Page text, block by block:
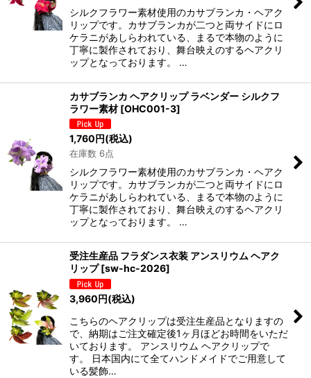
絞り込む
シルクフラワー素材使用のカサブランカ・ヘアク
リップです。カサブランカが二つと両サイドにロ
ケラニがあしらわれている、まるで本物のように
丁寧に製作されており、舞台映えのするヘアクリ
ップとなっております。 …
カサブランカ ヘアクリップ ラベンダー シルクフ
ラワー素材 [OHC001-3]
1,760円(税込)
在庫数 6点
シルクフラワー素材使用のカサブランカ・ヘアク
リップです。カサブランカが二つと両サイドにロ
ケラニがあしらわれている、まるで本物のように
丁寧に製作されており、舞台映えのするヘアクリ
ップとなっております。 …
受注生産品 フラダンス衣装 アンスリウム ヘアク
リップ [sw-hc-2026]
3,960円(税込)
こちらのヘアクリップは受注生産品となりますの
で、納期はご注文確定後1ヶ月ほどお時間をいただ
いております。 アンスリウム ヘアクリップで
す。 日本国内にて全てハンドメイドでご用意して
いる髪飾…